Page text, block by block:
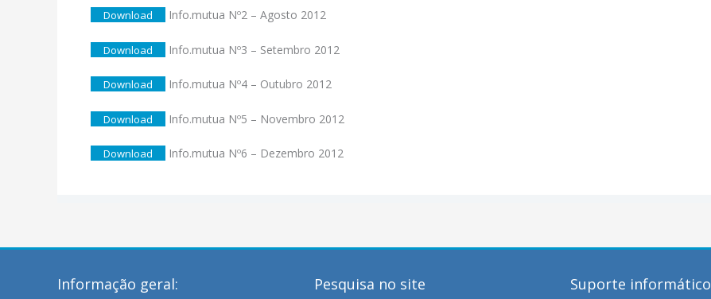
Download Info.mutua Nº2 – Agosto 2012
Download Info.mutua Nº3 – Setembro 2012
Download Info.mutua Nº4 – Outubro 2012
Download Info.mutua Nº5 – Novembro 2012
Download Info.mutua Nº6 – Dezembro 2012
Informação geral: Pesquisa no site Suporte informático